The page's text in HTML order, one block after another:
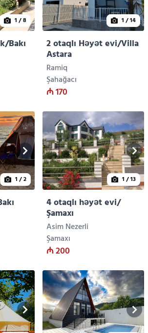
1 / 8
Bakı
1 / 14
2 otaqlı Həyət evi/Villa
Astara
Ramiq
Şahağacı
₼ 170
1 / 2 1 / 13
4 otaqlı həyət evi/
Şamaxı
Asim Nezerli
Şamaxı
₼ 200